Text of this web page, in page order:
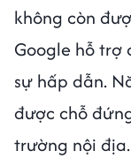
không còn
Google hỗ trợ
sự hấp dẫn.
được chỗ
trường nội địa.